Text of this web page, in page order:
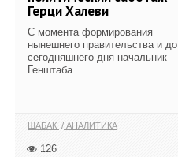
Герци Халеви
С момента формирования
нынешнего правительства и до
сегодняшнего дня начальник
Генштаба...
ШАБАК АНАЛИТИКА
126